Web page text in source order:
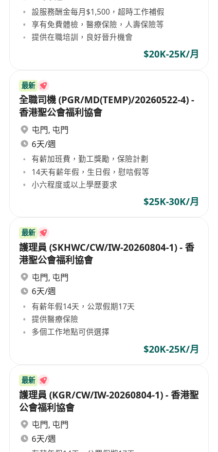
設服務酬金每月$1,500，超時工作補假
享有免費體檢，醫療保險，人壽保險等
提供在職培訓，良好晉升機會
$20K-25K/月
最新
全職司機 (PGR/MD(TEMP)/20260522-4) -
香港聖公會福利協會
屯門, 屯門
6天/週
有薪加班費，勤工獎勵，保險計劃
14天有薪年假，生日假，慰唁假等
小六程度或以上學歷要求
$25K-30K/月
最新
護理員 (SKHWC/CW/IW-20260804-1) - 香
港聖公會福利協會
屯門, 屯門
6天/週
有薪年假14天，公眾假期17天
提供醫療保險
多個工作地點可供選擇
$20K-25K/月
最新
護理員 (KGR/CW/IW-20260804-1) - 香港聖
公會福利協會
屯門, 屯門
6天/週